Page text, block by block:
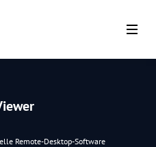
Remote-Desktop-Software